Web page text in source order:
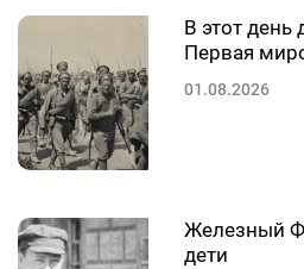
В этот день
Первая
01.08.2026
Железный
дети